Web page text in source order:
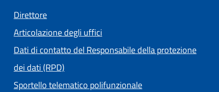
Direttore
Articolazione degli uffici
Dati di contatto del Responsabile della protezione
dei dati (RPD)
Sportello telematico polifunzionale